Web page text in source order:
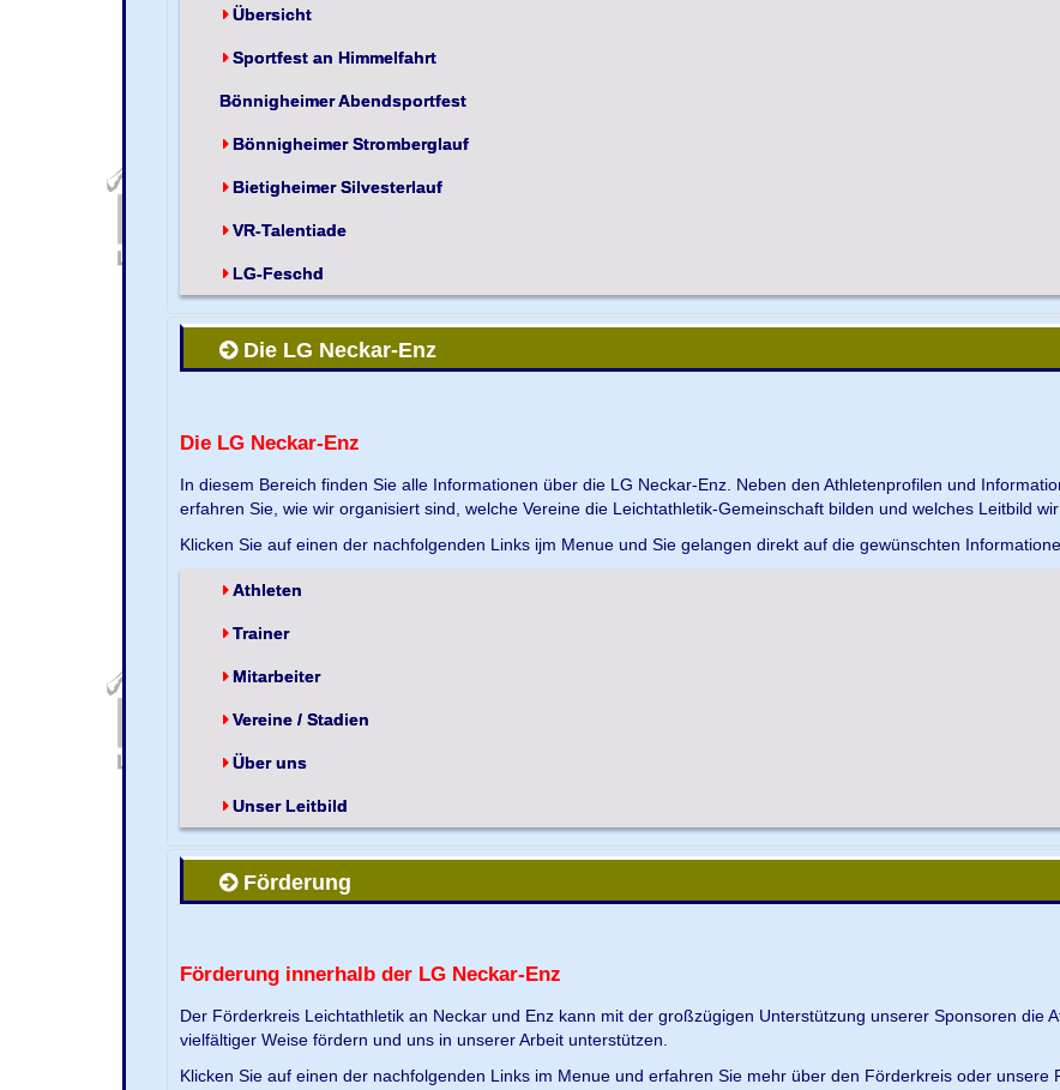
Übersicht
Sportfest an Himmelfahrt
Bönnigheimer Abendsportfest
Bönnigheimer Stromberglauf
Bietigheimer Silvesterlauf
VR-Talentiade
LG-Feschd
Die LG Neckar-Enz
Die LG Neckar-Enz
In diesem Bereich finden Sie alle Informationen über die LG Neckar-Enz. Neben den Athletenprofilen und
erfahren Sie, wie wir organisiert sind, welche Vereine die Leichtathletik-Gemeinschaft bilden und welches Leitbild
Klicken Sie auf einen der nachfolgenden Links ijm Menue und Sie gelangen direkt auf die gewünschten
Athleten
Trainer
Mitarbeiter
Vereine / Stadien
Über uns
Unser Leitbild
Förderung
Förderung innerhalb der LG Neckar-Enz
Der Förderkreis Leichtathletik an Neckar und Enz kann mit der großzügigen Unterstützung unserer Sponsoren die
vielfältiger Weise fördern und uns in unserer Arbeit unterstützen.
Klicken Sie auf einen der nachfolgenden Links im Menue und erfahren Sie mehr über den Förderkreis oder unsere